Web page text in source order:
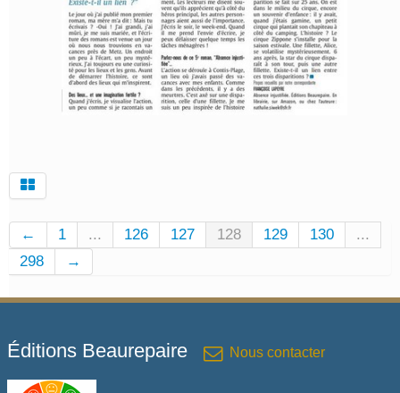
← 1 ... 126 127 128 129 130
...
298
→
Éditions Beaurepaire Nous contacter